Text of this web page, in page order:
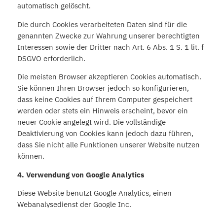
automatisch gelöscht.
Die durch Cookies verarbeiteten Daten sind für die
genannten Zwecke zur Wahrung unserer berechtigten
Interessen sowie der Dritter nach Art. 6 Abs. 1 S. 1 lit. f
DSGVO erforderlich.
Die meisten Browser akzeptieren Cookies automatisch.
Sie können Ihren Browser jedoch so konfigurieren,
dass keine Cookies auf Ihrem Computer gespeichert
werden oder stets ein Hinweis erscheint, bevor ein
neuer Cookie angelegt wird. Die vollständige
Deaktivierung von Cookies kann jedoch dazu führen,
dass Sie nicht alle Funktionen unserer Website nutzen
können.
4. Verwendung von Google Analytics
Diese Website benutzt Google Analytics, einen
Webanalysedienst der Google Inc.